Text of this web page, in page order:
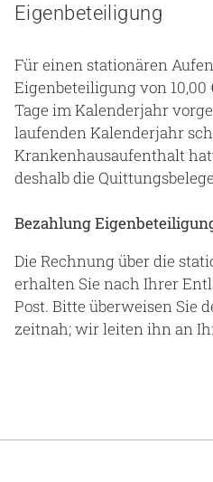
Eigenbeteiligung
Für einen stationären
Eigenbeteiligung von
Tage im Kalenderjahr
laufenden Kalenderjahr
Krankenhausaufenthalt
deshalb die
Bezahlung
Die Rechnung über die
erhalten Sie nach Ihrer
Post. Bitte überweisen Sie
zeitnah; wir leiten ihn an